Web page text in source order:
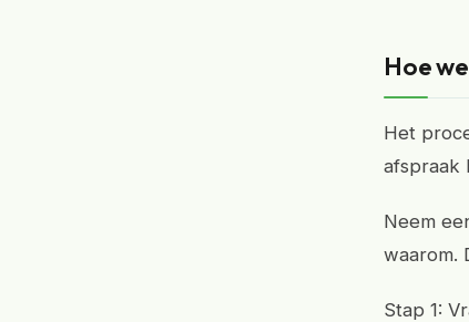
Hoe
Het
afspraak
Neem
waarom.
Stap 1: